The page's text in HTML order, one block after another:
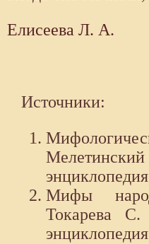
Елисеева Л. А.
Источники:
Мифы
Токарева